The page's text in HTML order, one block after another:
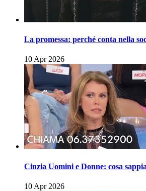
La promessa: perché conta nella
10 Apr 2026
Cinzia Uomini e Donne: cosa
10 Apr 2026